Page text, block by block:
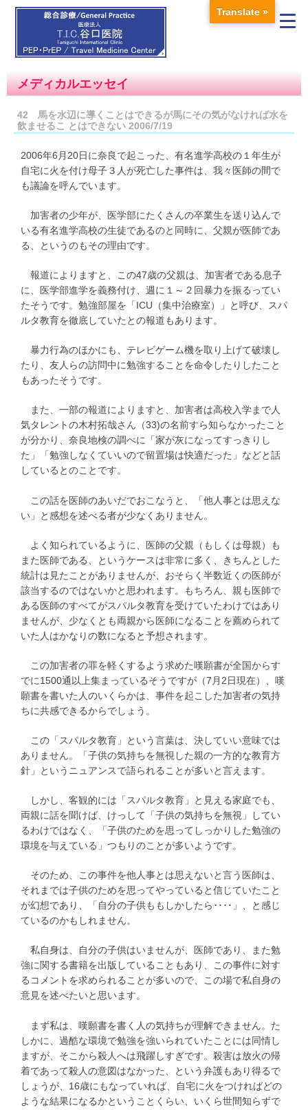
メディカルエッセイ
42 馬を水辺に導くことはできるが馬にその気がなければ水を
飲ませるこ とはできない 2006/7/19
2006年6月20日に奈良で起こった、有名進学高校の１年生が
自宅に火を付け母子３人が死亡した事件は、我々医師の間で
も議論を呼んでいます。
加害者の少年が、医学部にたくさんの卒業生を送り込んで
いる有名進学高校の生徒であるのと同時に、父親が医師であ
る、というのもその理由です。
報道によりますと、この47歳の父親は、加害者である息子
に、医学部進学を義務付け、週に１～２回暴力を振るってい
たそうです。勉強部屋を「ICU（集中治療室）」と呼び、スパ
ルタ教育を徹底していたとの報道もあります。
暴力行為のほかにも、テレビゲーム機を取り上げて破壊し
たり、友人らの訪問中に勉強することを命令したりしたこと
もあったそうです。
また、一部の報道によりますと、加害者は高校入学まで人
気タレントの木村拓哉さん（33)の名前すら知らなかったこと
が分かり、奈良地検の調べに「家が灰になってすっきりし
た」「勉強しなくていいので留置場は快適だった」などと話
しているとのことです。
この話を医師のあいだでおこなうと、「他人事とは思えな
い」と感想を述べる者が少なくありません。
よく知られているように、医師の父親（もしくは母親）も
また医師である、というケースは非常に多く、きちんとした
統計は見たことがありませんが、おそらく半数近くの医師が
該当するのではないかと思われます。もちろん、親も医師で
ある医師のすべてがスパルタ教育を受けていたわけではあり
ませんが、少なくとも両親から医師になることを薦められて
いた人はかなりの数になると予想されます。
この加害者の罪を軽くするよう求めた嘆願書が全国からす
でに1500通以上集まっているそうですが（7月2日現在）、嘆
願書を書いた人のいくらかは、事件を起こした加害者の気持
ちに共感できるからでしょう。
この「スパルタ教育」という言葉は、決していい意味では
ありません。「子供の気持ちを無視した親の一方的な教育方
針」というニュアンスで語られることが多いと言えます。
しかし、客観的には「スパルタ教育」と見える家庭でも、
両親に話を聞けば、けっして「子供の気持ちを無視」してい
るわけではなく、「子供のためを思ってしっかりした勉強の
環境を与えている」つもりのことが多いようです。
そのため、この事件を他人事とは思えないと言う医師は、
それまでは子供のためを思ってやっていると信じていたこと
が幻想であり、「自分の子供ももしかしたら････」、と感じ
ているのかもしれません。
私自身は、自分の子供はいませんが、医師であり、また勉
強に関する書籍を出版していることもあり、この事件に対す
るコメントを求められることが多いので、この場で私自身の
意見を述べたいと思います。
まず私は、嘆願書を書く人の気持ちが理解できません。た
しかに、過酷な環境で勉強を強いられていたことには同情し
ますが、そこから殺人へは飛躍しすぎです。殺害は放火の帰
着であって殺人の意図はなかった、という弁護もあり得るで
しょうが、16歳にもなっていれば、自宅に火をつければどの
ような結果になるかということくらい、いくら世間知らずで
Translate »